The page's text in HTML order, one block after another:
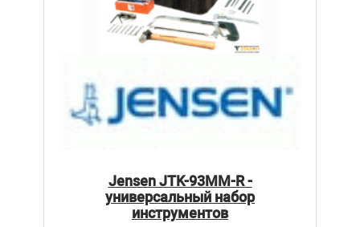
Jensen JTK-93MM-R -
универсальный набор
инструментов